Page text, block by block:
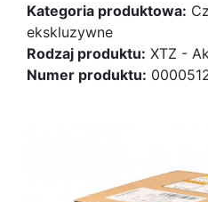
Kategoria produktowa:
ekskluzywne
Rodzaj produktu: XTZ -
Numer produktu: